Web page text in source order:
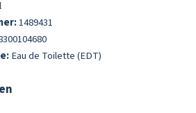
1489431
Eau de Toilette (EDT)